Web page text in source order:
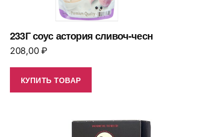
233Г соус астория сливоч-чесн
208,00₽
КУПИТЬ ТОВАР